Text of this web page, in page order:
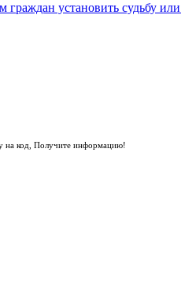
на код, Получите информацию!